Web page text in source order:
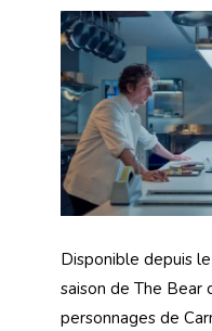
Disponible depuis
saison de The Bear
personnages de